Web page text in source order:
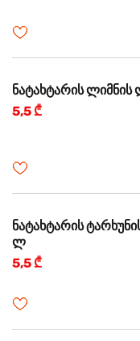
ნატახტარის
5,5 ₾
ნატახტარის
ლ
5,5 ₾